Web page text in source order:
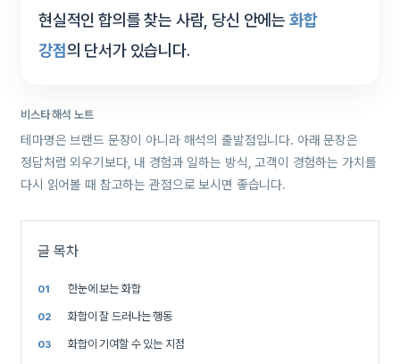
현실적인 합의를 찾는 사람, 당신 안에는 화합
강점의 단서가 있습니다.
비스타 해석 노트
테마명은 브랜드 문장이 아니라 해석의 출발점입니다. 아래 문장은
정답처럼 외우기보다, 내 경험과 일하는 방식, 고객이 경험하는 가치를
다시 읽어볼 때 참고하는 관점으로 보시면 좋습니다.
글 목차
한눈에 보는 화합
화합이 잘 드러나는 행동
화합이 기여할 수 있는 지점